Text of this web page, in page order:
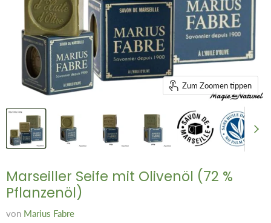
Zum Zoomen tippen
Marseiller Seife mit Olivenöl (72 %
Pflanzenöl)
von Marius Fabre